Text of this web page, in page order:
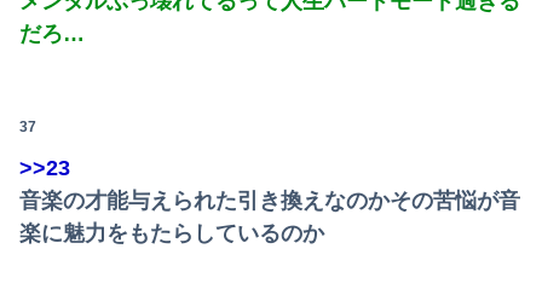
だろ…
37
>>23
音楽の才能与えられた引き換えなのかその苦悩が音
楽に魅力をもたらしているのか